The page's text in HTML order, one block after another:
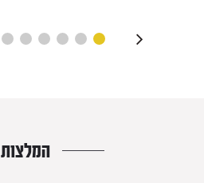
המלצות